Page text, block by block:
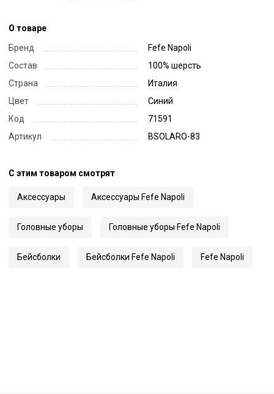
О товаре
Бренд
Fefe Napoli
Состав
100% шерсть
Страна
Италия
Цвет
Синий
Код
71591
Артикул
BSOLARO-83
С этим товаром смотрят
Аксессуары Аксессуары Fefe Napoli
Головные уборы Головные уборы Fefe Napoli
Бейсболки Бейсболки Fefe Napoli Fefe Napoli